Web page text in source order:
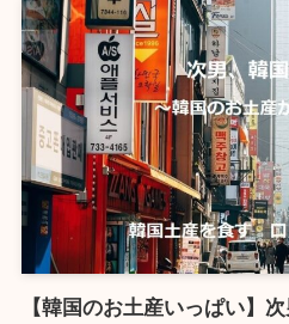
【韓国のお土産いっぱい】